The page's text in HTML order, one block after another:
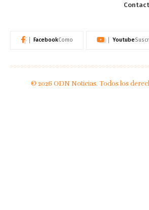
FacebookComo Youtube
© 2026 ODN Noticias. Todos los